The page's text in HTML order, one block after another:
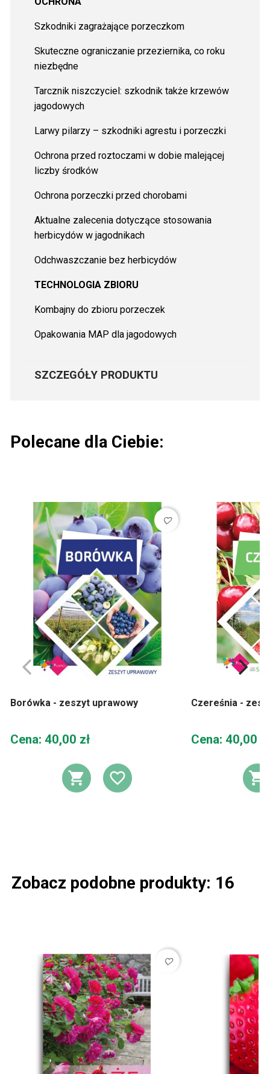
Szkodniki zagrażające porzeczkom
Skuteczne ograniczanie przeziernika, co roku
niezbędne
Tarcznik niszczyciel: szkodnik także krzewów
jagodowych
Larwy pilarzy – szkodniki agrestu i porzeczki
Ochrona przed roztoczami w dobie malejącej
liczby środków
Ochrona porzeczki przed chorobami
Aktualne zalecenia dotyczące stosowania
herbicydów w jagodnikach
Odchwaszczanie bez herbicydów
TECHNOLOGIA ZBIORU
Kombajny do zbioru porzeczek
Opakowania MAP dla jagodowych
SZCZEGÓŁY PRODUKTU
Polecane dla Ciebie:
favorite_border
Borówka - zeszyt uprawowy
Cena
Cena: 40,00 zł
DODAJ DO KOSZYKA
DODAJ DO
Czereśnia -
Cena
Cena: 40,00
Zobacz podobne produkty: 16
favorite_border